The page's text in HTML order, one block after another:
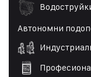
Автономни